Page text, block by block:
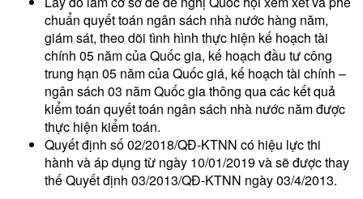
chuẩn quyết toán ngân sách nhà nước hàng năm,
giám sát, theo dõi tình hình thực hiện kế hoạch tài
chính 05 năm của Quốc gia, kế hoạch đầu tư công
trung hạn 05 năm của Quốc giá, kế hoạch tài chính –
ngân sách 03 năm Quốc gia thông qua các kết quả
kiểm toán quyết toán ngân sách nhà nước năm được
thực hiện kiểm toán.
Quyết định số 02/2018/QĐ-KTNN có hiệu lực thi
hành và áp dụng từ ngày 10/01/2019 và sẽ được thay
thế Quyết định 03/2013/QĐ-KTNN ngày 03/4/2013.